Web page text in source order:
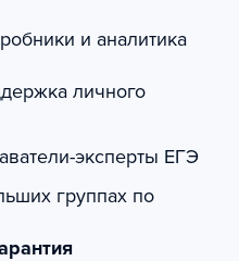
и аналитика
личного
эксперты ЕГЭ
группах по